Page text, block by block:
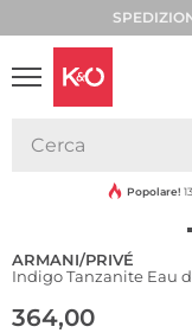
VIBES
Popolare!
ARMANI/PRIVÉ
Indigo Tanzanite Eau
364,00